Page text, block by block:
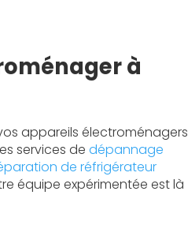
à
appareils électroménagers
services de dépannage
de réfrigérateur
équipe expérimentée est là